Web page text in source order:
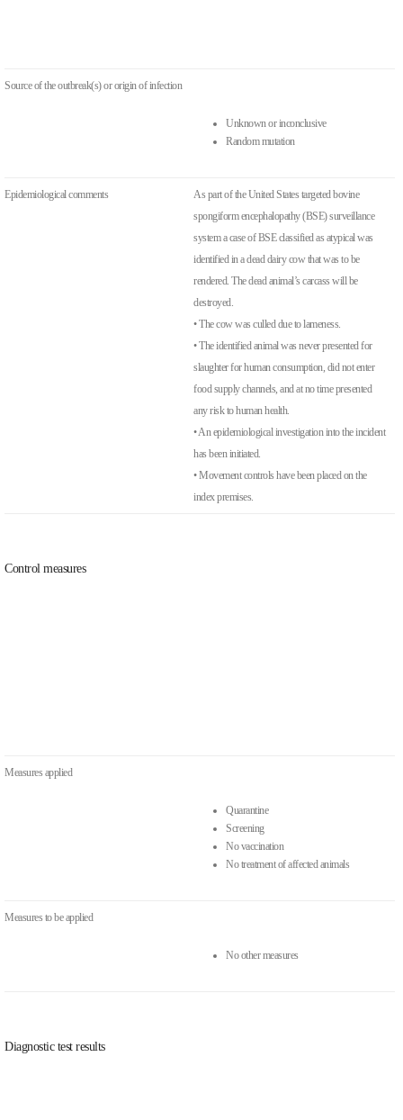
Source of the outbreak(s) or origin of infection
Unknown or inconclusive
Random mutation
Epidemiological comments
As part of the United States targeted bovine
spongiform encephalopathy (BSE) surveillance
system a case of BSE classified as atypical was
identified in a dead dairy cow that was to be
rendered. The dead animal’s carcass will be
destroyed.
• The cow was culled due to lameness.
• The identified animal was never presented for
slaughter for human consumption, did not enter
food supply channels, and at no time presented
any risk to human health.
• An epidemiological investigation into the incident
has been initiated.
• Movement controls have been placed on the
index premises.
Control measures
Measures applied
Quarantine
Screening
No vaccination
No treatment of affected animals
Measures to be applied
No other measures
Diagnostic test results